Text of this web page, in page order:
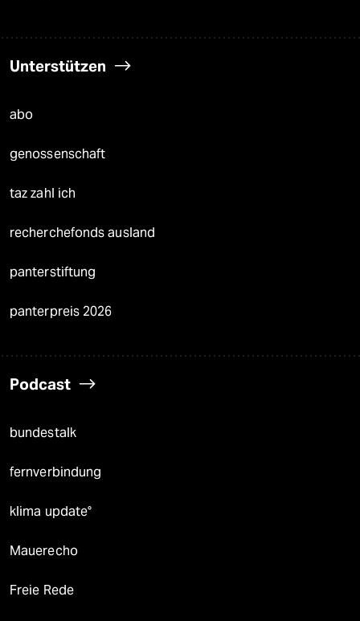
Unterstützen
abo
genossenschaft
taz zahl ich
recherchefonds ausland
panterstiftung
panterpreis 2026
Podcast
bundestalk
fernverbindung
klima update°
Mauerecho
Freie Rede